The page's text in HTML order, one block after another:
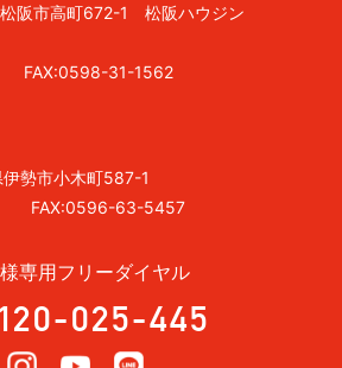
阪市高町672-1 松阪ハウジン
FAX:0598-31-1562
勢市小木町587-1
FAX:0596-63-5457
専用フリーダイヤル
025-445